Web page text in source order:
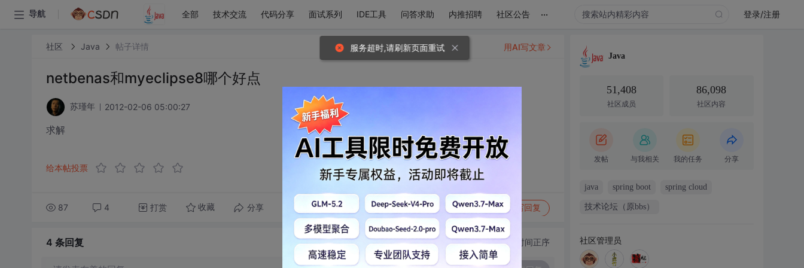
导航 全部 技术交流 代码分享 面试系列 IDE工具 问答求助 内推招聘 社区公告 ... 登录/注册
社区 Java 帖子详情
netbenas和myeclipse8哪个好点
苏瑾年 2012-02-06 05:00:27
求解
给本帖投票
87 4 打赏 收藏 分享 转发到动态 举报 写回复
用AI写文章
4 条回复 切换为时间正序
Java
51,408
社区成员
86,098
社区内容
发帖 与我相关 我的任务 分享
java spring boot spring cloud
技术论坛（原bbs）
社区管理员
服务超时,请刷新页面重试